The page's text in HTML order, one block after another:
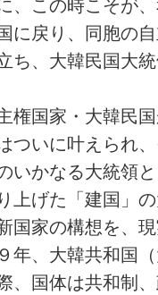
、この時こそが
に戻り、同胞の
ち、大韓民国大
権国家・大韓民
ついに叶えられ
いかなる大統領
上げた「建国」
国家の構想を、
年、大韓共和国
、国体は共和制